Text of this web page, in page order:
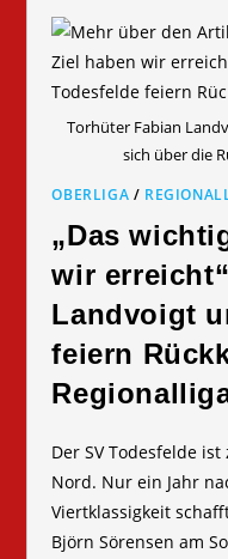
Torhüter Fabian
sich über die
OBERLIGA /
„Das
wir
Landvoigt
feiern
Der SV Todesfelde
Nord. Nur ein Jahr
Viertklassigkeit
Björn Sörensen am